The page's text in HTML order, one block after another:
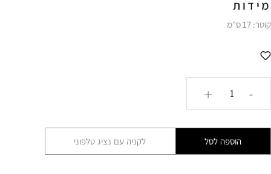
מידות
קוטר: 17 ס"מ
-
+
הוספה לסל לקניה עם נציג טלפוני